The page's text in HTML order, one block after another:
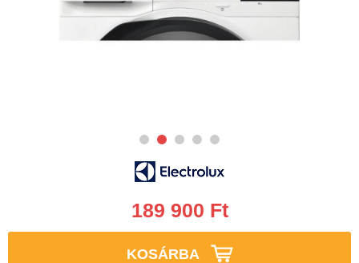
189 900 Ft
KOSÁRBA